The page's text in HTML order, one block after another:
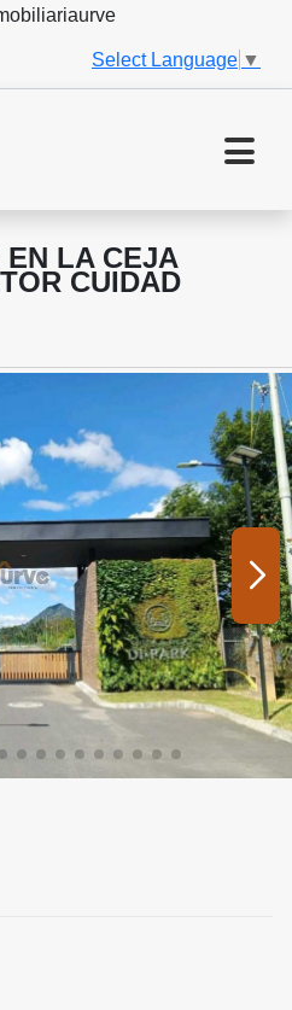
Select Language ▼
EN LA CEJA
CUIDAD